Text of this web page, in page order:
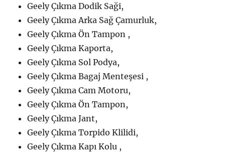
Geely Çıkma Dodik Saği,
Geely Çıkma Arka Sağ Çamurluk,
Geely Çıkma Ön Tampon ,
Geely Çıkma Kaporta,
Geely Çıkma Sol Podya,
Geely Çıkma Bagaj Menteşesi ,
Geely Çıkma Cam Motoru,
Geely Çıkma Ön Tampon,
Geely Çıkma Jant,
Geely Çıkma Torpido Klilidi,
Geely Çıkma Kapı Kolu ,